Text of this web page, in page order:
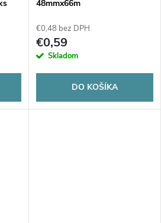
48mmx66m
€0,48 bez DPH
€0,59
Skladom
DO KOŠÍKA